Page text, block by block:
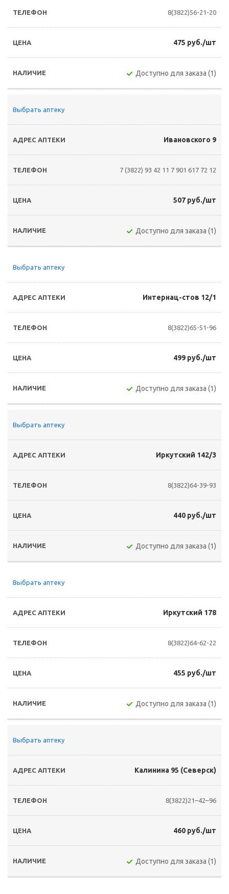
8(3822)56-21-20
475 руб./шт
Доступно для заказа (1)
Выбрать аптеку
Ивановского 9
7 (3822) 93 42 11 7 901 617 72 12
507 руб./шт
Доступно для заказа (1)
Выбрать аптеку
Интернац-стов 12/1
8(3822)65-51-96
499 руб./шт
Доступно для заказа (1)
Выбрать аптеку
Иркутский 142/3
8(3822)64-39-93
440 руб./шт
Доступно для заказа (1)
Выбрать аптеку
Иркутский 178
8(3822)64-62-22
455 руб./шт
Доступно для заказа (1)
Выбрать аптеку
Калинина 95 (Северск)
8(3822)21–42–96
460 руб./шт
Доступно для заказа (1)